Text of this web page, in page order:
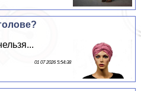
01 07 2026 5:54:38